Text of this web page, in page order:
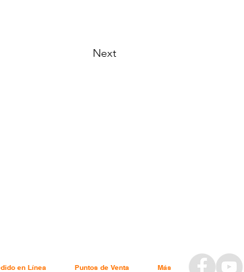
Next
en Línea Puntos de Venta Más